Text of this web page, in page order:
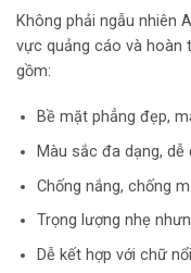
Không phải ngẫu nhiên
vực quảng cáo và hoàn
gồm:
Bề mặt phẳng đẹp,
Màu sắc đa dạng,
Chống nắng, chống
Trọng lượng nhẹ
Dễ kết hợp với chữ